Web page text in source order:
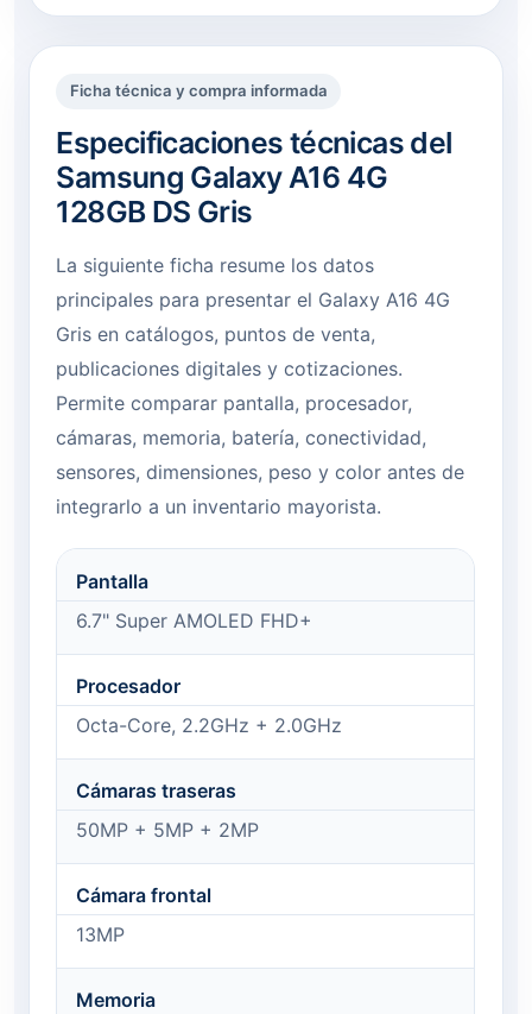
Ficha técnica y compra informada
Especificaciones técnicas del
Samsung Galaxy A16 4G
128GB DS Gris
La siguiente ficha resume los datos
principales para presentar el Galaxy A16 4G
Gris en catálogos, puntos de venta,
publicaciones digitales y cotizaciones.
Permite comparar pantalla, procesador,
cámaras, memoria, batería, conectividad,
sensores, dimensiones, peso y color antes de
integrarlo a un inventario mayorista.
Pantalla
6.7" Super AMOLED FHD+
Procesador
Octa-Core, 2.2GHz + 2.0GHz
Cámaras traseras
50MP + 5MP + 2MP
Cámara frontal
13MP
Memoria